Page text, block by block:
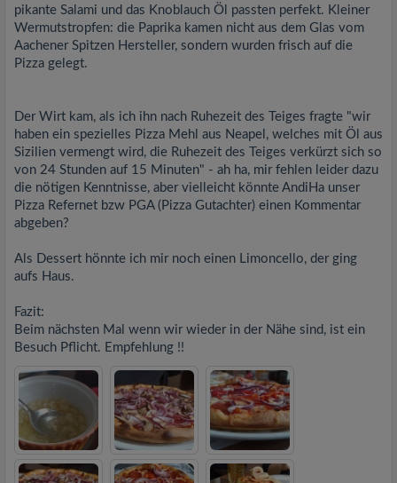
pikante Salami und das Knoblauch Öl passten perfekt. Kleiner
Wermutstropfen: die Paprika kamen nicht aus dem Glas vom
Aachener Spitzen Hersteller, sondern wurden frisch auf die
Pizza gelegt.
Der Wirt kam, als ich ihn nach Ruhezeit des Teiges fragte "wir
haben ein spezielles Pizza Mehl aus Neapel, welches mit Öl aus
Sizilien vermengt wird, die Ruhezeit des Teiges verkürzt sich so
von 24 Stunden auf 15 Minuten" - ah ha, mir fehlen leider dazu
die nötigen Kenntnisse, aber vielleicht könnte AndiHa unser
Pizza Refernet bzw PGA (Pizza Gutachter) einen Kommentar
abgeben?
Als Dessert hönnte ich mir noch einen Limoncello, der ging
aufs Haus.
Fazit:
Beim nächsten Mal wenn wir wieder in der Nähe sind, ist ein
Besuch Pflicht. Empfehlung !!